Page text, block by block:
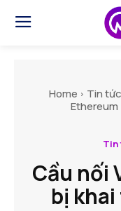
Home Tin tức
Ethereum
Tin
Cầu nối
bị